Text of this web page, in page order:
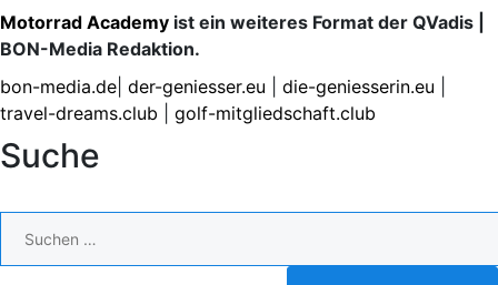
Motorrad Academy ist ein weiteres Format der QVadis |
BON-Media Redaktion.
bon-media.de der-geniesser.eu die-geniesserin.eu
travel-dreams.club
golf-mitgliedschaft.club
Suche
Suchen
nach: